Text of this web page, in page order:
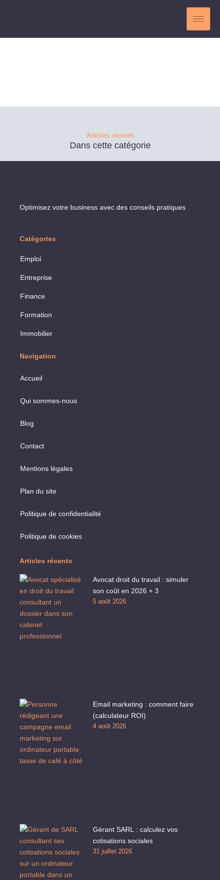
Articles récents
Dans cette catégorie
Optimisez votre business avec des conseils pratiques
Catégories
Emploi
Entreprise
Finance
Formation
Immobilier
Navigation
Accueil
Qui sommes-nous
Blog
Contact
Mentions légales
Plan du site
Politique de confidentialité
Politique de cookies
Articles récents
Avocat droit du travail : simuler
son coût en 2026 + 3
5 août 2026
Email marketing : comment faire
(calculateur ROI)
4 août 2026
Gérant SARL : calculez vos
cotisations sociales
31 juillet 2026